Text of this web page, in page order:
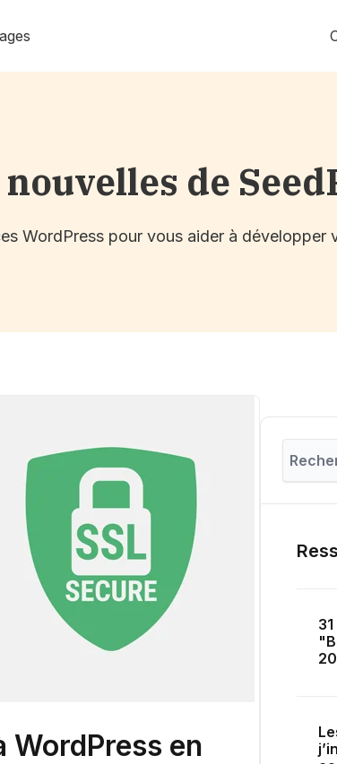
de
WordPress pour vous aider à développer
WordPress en